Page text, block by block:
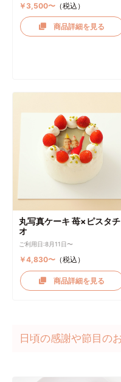
￥3,500〜（税込）
商品詳細を見る
丸写真ケーキ 苺×ピスタチ
オ
ご利用日:8月11日〜
￥4,830〜（税込）
商品詳細を見る
日頃の感謝や節目の